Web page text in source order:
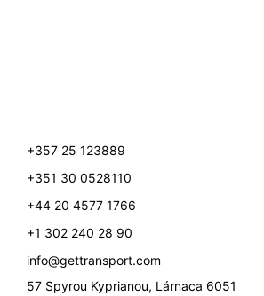
+357 25 123889
+351 30 0528110
+44 20 4577 1766
+1 302 240 28 90
info@gettransport.com
57 Spyrou Kyprianou, Lárnaca 6051